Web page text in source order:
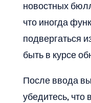
новостных
что иногда
подвергаться
быть в курсе
После ввода
убедитесь, что